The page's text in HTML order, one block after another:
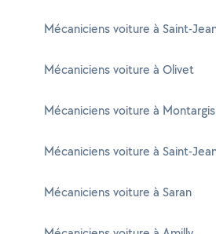
Mécaniciens voiture à Saint-
Mécaniciens voiture à Olivet
Mécaniciens voiture à Montargis
Mécaniciens voiture à Saint-
Mécaniciens voiture à Saran